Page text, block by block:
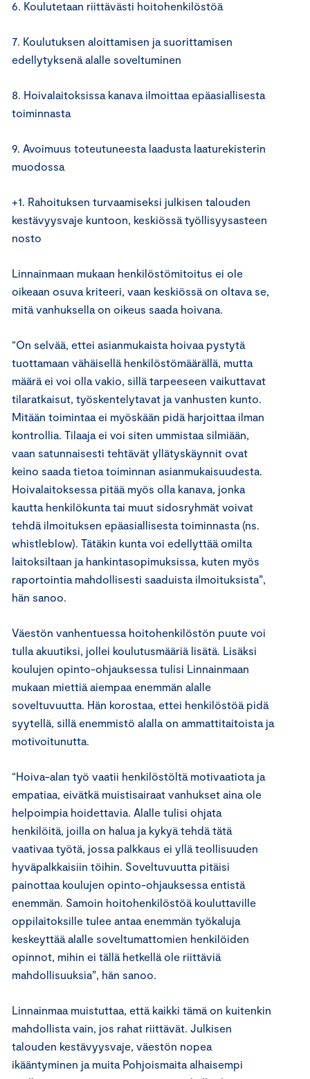
6. Koulutetaan riittävästi hoitohenkilöstöä
7. Koulutuksen aloittamisen ja suorittamisen
edellytyksenä alalle soveltuminen
8. Hoivalaitoksissa kanava ilmoittaa epäasiallisesta
toiminnasta
9. Avoimuus toteutuneesta laadusta laaturekisterin
muodossa
+1. Rahoituksen turvaamiseksi julkisen talouden
kestävyysvaje kuntoon, keskiössä työllisyysasteen
nosto
Linnainmaan mukaan henkilöstömitoitus ei ole
oikeaan osuva kriteeri, vaan keskiössä on oltava se,
mitä vanhuksella on oikeus saada hoivana.
“On selvää, ettei asianmukaista hoivaa pystytä
tuottamaan vähäisellä henkilöstömäärällä, mutta
määrä ei voi olla vakio, sillä tarpeeseen vaikuttavat
tilaratkaisut, työskentelytavat ja vanhusten kunto.
Mitään toimintaa ei myöskään pidä harjoittaa ilman
kontrollia. Tilaaja ei voi siten ummistaa silmiään,
vaan satunnaisesti tehtävät yllätyskäynnit ovat
keino saada tietoa toiminnan asianmukaisuudesta.
Hoivalaitoksessa pitää myös olla kanava, jonka
kautta henkilökunta tai muut sidosryhmät voivat
tehdä ilmoituksen epäasiallisesta toiminnasta (ns.
whistleblow). Tätäkin kunta voi edellyttää omilta
laitoksiltaan ja hankintasopimuksissa, kuten myös
raportointia mahdollisesti saaduista ilmoituksista”,
hän sanoo.
Väestön vanhentuessa hoitohenkilöstön puute voi
tulla akuutiksi, jollei koulutusmääriä lisätä. Lisäksi
koulujen opinto-ohjauksessa tulisi Linnainmaan
mukaan miettiä aiempaa enemmän alalle
soveltuvuutta. Hän korostaa, ettei henkilöstöä pidä
syytellä, sillä enemmistö alalla on ammattitaitoista ja
motivoitunutta.
“Hoiva-alan työ vaatii henkilöstöltä motivaatiota ja
empatiaa, eivätkä muistisairaat vanhukset aina ole
helpoimpia hoidettavia. Alalle tulisi ohjata
henkilöitä, joilla on halua ja kykyä tehdä tätä
vaativaa työtä, jossa palkkaus ei yllä teollisuuden
hyväpalkkaisiin töihin. Soveltuvuutta pitäisi
painottaa koulujen opinto-ohjauksessa entistä
enemmän. Samoin hoitohenkilöstöä kouluttaville
oppilaitoksille tulee antaa enemmän työkaluja
keskeyttää alalle soveltumattomien henkilöiden
opinnot, mihin ei tällä hetkellä ole riittäviä
mahdollisuuksia”, hän sanoo.
Linnainmaa muistuttaa, että kaikki tämä on kuitenkin
mahdollista vain, jos rahat riittävät. Julkisen
talouden kestävyysvaje, väestön nopea
ikääntyminen ja muita Pohjoismaita alhaisempi